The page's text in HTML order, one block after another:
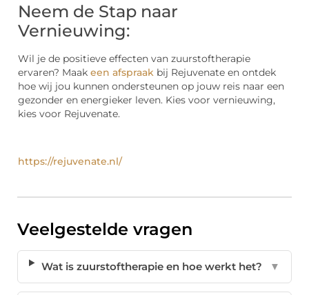
Neem de Stap naar
Vernieuwing:
Wil je de positieve effecten van zuurstoftherapie
ervaren? Maak een afspraak bij Rejuvenate en ontdek
hoe wij jou kunnen ondersteunen op jouw reis naar een
gezonder en energieker leven. Kies voor vernieuwing,
kies voor Rejuvenate.
https://rejuvenate.nl/
Veelgestelde vragen
Wat is zuurstoftherapie en hoe werkt het? ▼